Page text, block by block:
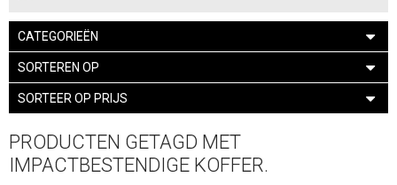
CATEGORIEËN
SORTEREN OP
SORTEER OP PRIJS
PRODUCTEN GETAGD MET
IMPACTBESTENDIGE KOFFER.